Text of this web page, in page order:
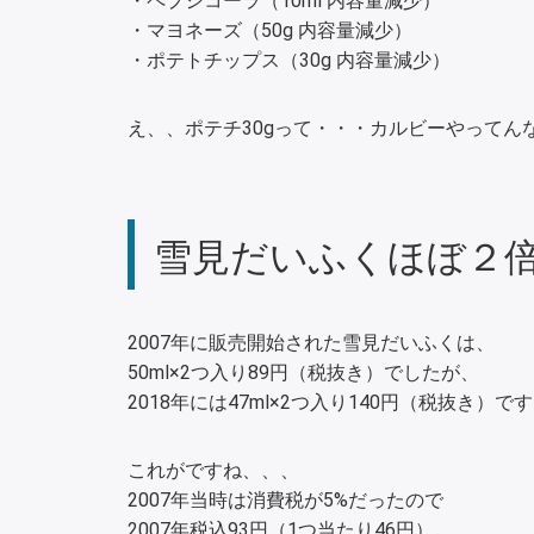
・マヨネーズ（50g 内容量減少）
・ポテトチップス（30g 内容量減少）
え、、ポテチ30gって・・・カルビーやってん
雪見だいふくほぼ２
2007年に販売開始された雪見だいふくは、
50ml×2つ入り89円（税抜き）でしたが、
2018年には47ml×2つ入り140円（税抜き）です
これがですね、、、
2007年当時は消費税が5%だったので
2007年税込93円（1つ当たり46円）。